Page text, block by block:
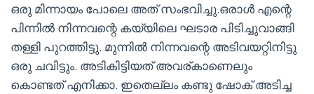
ഒരു മിന്നായം പോലെ അത് സംഭവിച്ചു.ഒരാൾ എന്റെ
പിന്നിൽ നിന്നവന്റെ കയ്യിലെ ഘടാര പിടിച്ചുവാങ്ങി
തള്ളി പുറത്തിട്ടു. മുന്നിൽ നിന്നവന്റെ അടിവയറ്റിനിട്ടു
ഒരു ചവിട്ടും. അടികിട്ടിയത് അവര്കാണെലും
കൊണ്ടത് എനിക്കാ. ഇതെല്ലം കണ്ടു ഷോക് അടിച്ച